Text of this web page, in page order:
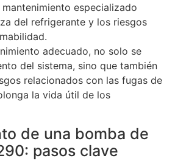
mantenimiento especializado
del refrigerante y los riesgos
adecuado, no solo se
del sistema, sino que también
relacionados con las fugas de
la vida útil de los
de una bomba de
pasos clave